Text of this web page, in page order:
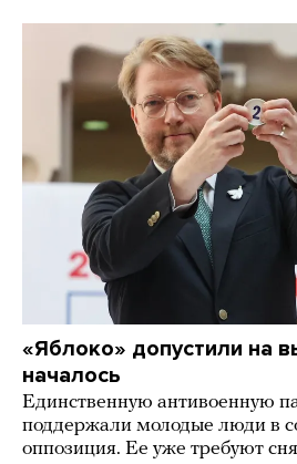
«Яблоко» допустили на
началось
Единственную антивоенную
поддержали молодые люди в
оппозиция. Ее уже требуют